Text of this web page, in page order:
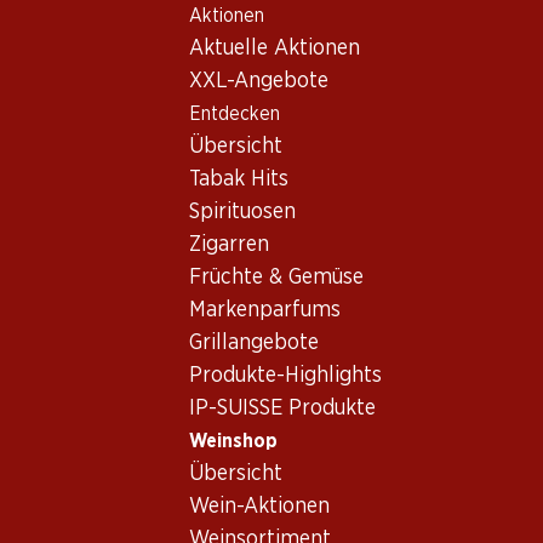
Aktionen
Aktuelle Aktionen
XXL-Angebote
Entdecken
Übersicht
Tabak Hits
Spirituosen
Zigarren
Früchte & Gemüse
Markenparfums
Grillangebote
Produkte-Highlights
IP-SUISSE Produkte
Weinshop
Übersicht
Wein-Aktionen
Wein/Champagner
Bordeaux
Château d’Aiguilhe Castillon Côtes de Bordeaux AOC
Château d’Aiguilhe Castillon